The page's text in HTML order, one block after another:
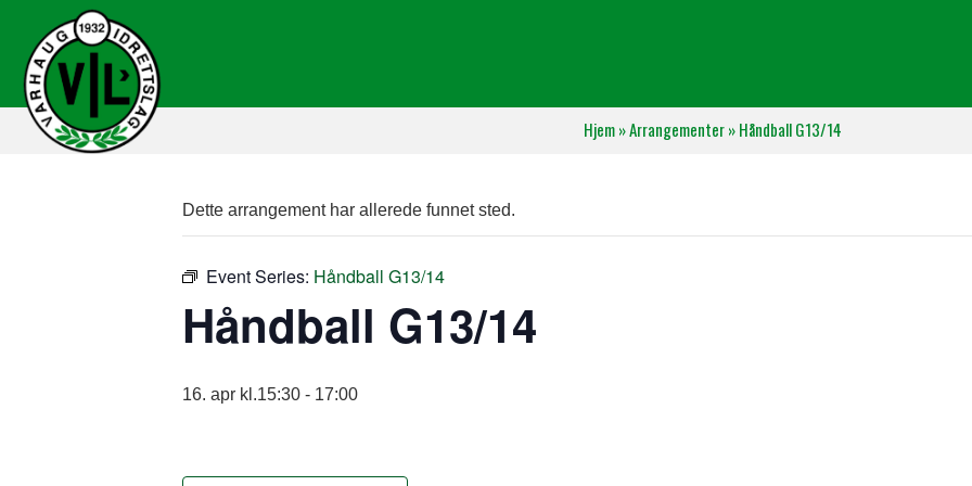
Hjem»Arrangementer»Håndball G13/14
Dette arrangement har allerede funnet sted.
Event Series: Håndball G13/14
Håndball G13/14
16. apr kl.15:30 - 17:00